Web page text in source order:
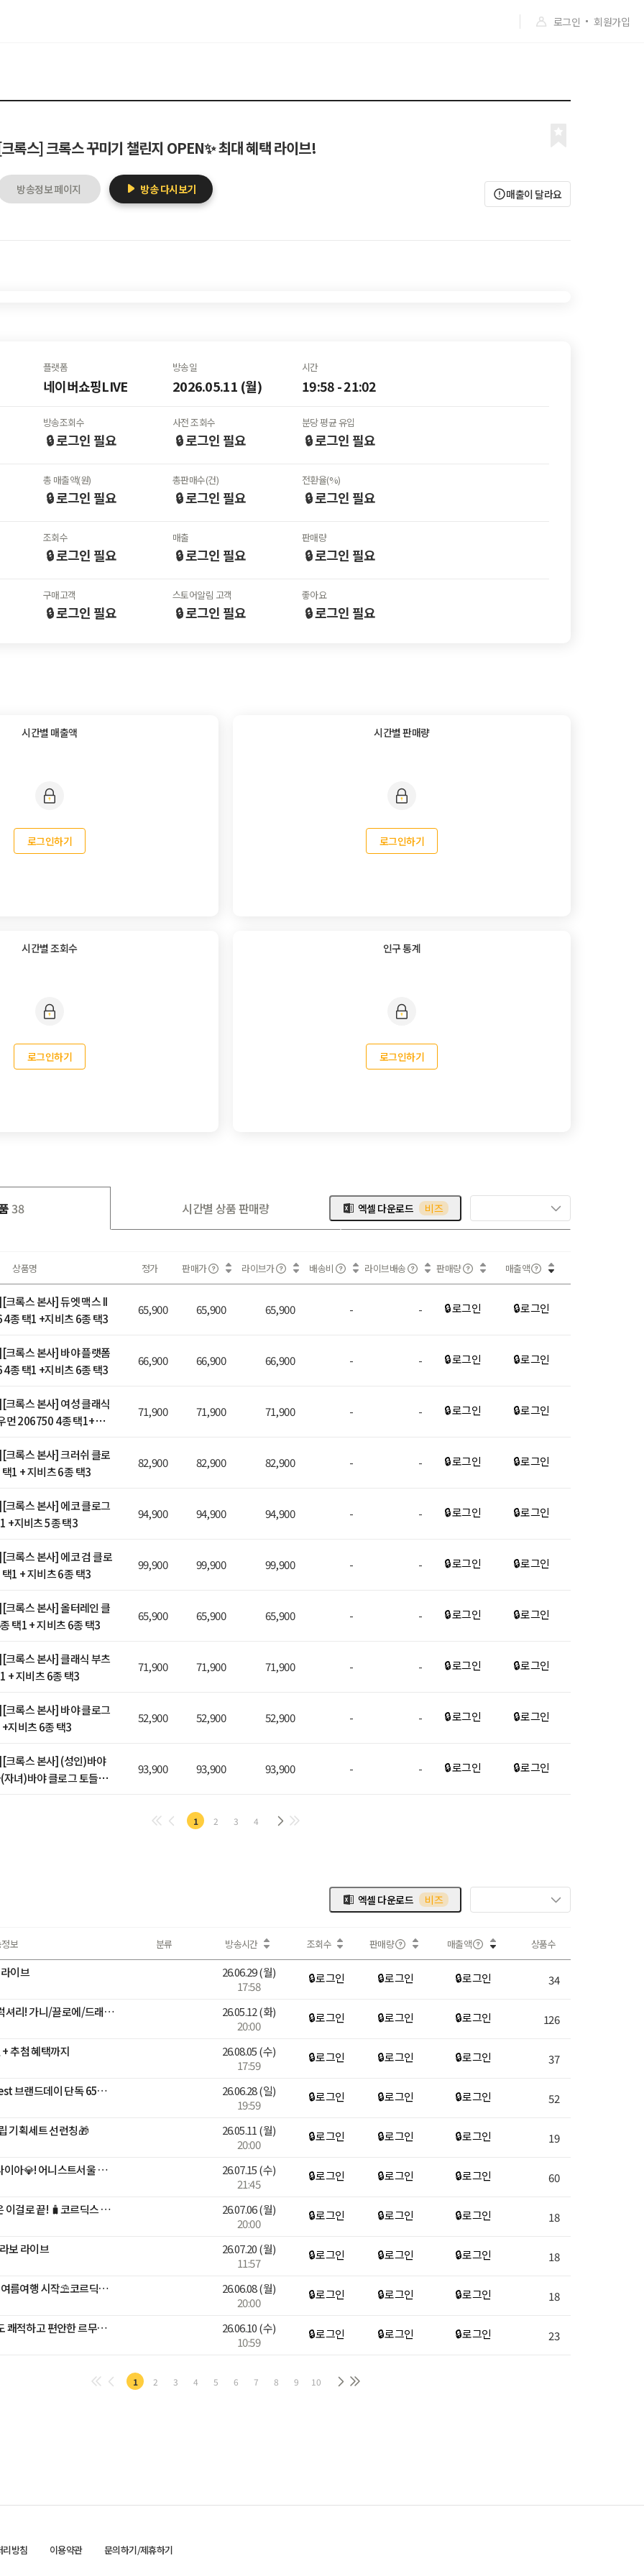
로그인 회원가입
록스] 크록스 꾸미기 챌린지 OPEN✨ 최대 혜택 라이브!
방송정보 페이지 방송 다시보기 매출이 달라요
플랫폼
네이버쇼핑LIVE
방송일
2026.05.11 (월)
시간
19:58 - 21:02
방송조회수
🔒 로그인 필요
사전 조회수
🔒 로그인 필요
분당 평균 유입
🔒 로그인 필요
총 매출액(원)
🔒 로그인 필요
총판매수(건)
🔒 로그인 필요
전환율(%)
🔒 로그인 필요
조회수
🔒 로그인 필요
매출
🔒 로그인 필요
판매량
🔒 로그인 필요
구매고객
🔒 로그인 필요
스토어알림 고객
🔒 로그인 필요
좋아요
🔒 로그인 필요
시간별 매출액
로그인하기
시간별 판매량
로그인하기
시간별 조회수
로그인하기
인구 통계
로그인하기
38 시간별 상품 판매량 엑셀 다운로드 비즈
상품명 정가 판매가 라이브가 배송비 라이브배송 판매량 매출액
록스 본사] 듀엣 맥스 II
종 택1 +지비츠 6종 택3
65,900 65,900 65,900 - - 🔒 로그인 🔒 로그인
록스 본사] 바야 플랫폼
종 택1 +지비츠 6종 택3
66,900 66,900 66,900 - - 🔒 로그인 🔒 로그인
록스 본사] 여성 클래식
먼 206750 4종 택1+지비
71,900 71,900 71,900 - - 🔒 로그인 🔒 로그인
록스 본사] 크러쉬 클로
1 + 지비츠 6종 택3
82,900 82,900 82,900 - - 🔒 로그인 🔒 로그인
록스 본사] 에코 클로그
+지비츠 5종 택3
94,900 94,900 94,900 - - 🔒 로그인 🔒 로그인
록스 본사] 에코 검 클로
1 + 지비츠 6종 택3
99,900 99,900 99,900 - - 🔒 로그인 🔒 로그인
록스 본사] 올터레인 클
택1 + 지비츠 6종 택3
65,900 65,900 65,900 - - 🔒 로그인 🔒 로그인
록스 본사] 클래식 부츠
+ 지비츠 6종 택3
71,900 71,900 71,900 - - 🔒 로그인 🔒 로그인
록스 본사] 바야 클로그
지비츠 6종 택3
52,900 52,900 52,900 - - 🔒 로그인 🔒 로그인
크록스 본사] (성인)바야
녀)바야 클로그 토들러/
93,900 93,900 93,900 - - 🔒 로그인 🔒 로그인
1 2 3 4
엑셀 다운로드 비즈
보 분류 방송시간 조회수 판매량 매출액 상품수
이브 26.06.29(월)
17:58
🔒 로그인 🔒 로그인 🔒 로그인 34
명품쓱세일특집 얼리썸머 럭셔리! 가니/끌로에/드래곤디퓨전 外 핫딜 26.05.12(화)
20:00
🔒 로그인 🔒 로그인 🔒 로그인 126
추첨 혜택까지 26.08.05(수)
17:59
🔒 로그인 🔒 로그인 🔒 로그인 37
[브랜든] 넾다세일 Top&Best 브랜드데이 단독 65% 할인 혜택 26.06.28(일)
19:59
🔒 로그인 🔒 로그인 🔒 로그인 52
기획세트 선런칭🎁 26.05.11 (월)
20:00
🔒 로그인 🔒 로그인 🔒 로그인 19
[최화정쇼] 여름엔 14K 랩다이아💎! 어니스트서울 특별LIVE🩵 26.07.15(수)
21:45
🔒 로그인 🔒 로그인 🔒 로그인 60
[여름 휴가 시작]✈️휴가 짐은 이걸로 끝! 🧳코르딕스 캐리어 26.07.06(월)
20:00
🔒 로그인 🔒 로그인 🔒 로그인 18
보 라이브 26.07.20(월)
11:57
🔒 로그인 🔒 로그인 🔒 로그인 18
[Light Summer]☀️가벼운 여름여행 시작⛱️코르딕스 캐리어 26.06.08(월)
20:00
🔒 로그인 🔒 로그인 🔒 로그인 18
[온라인 팝업 LIVE] 여름에도 쾌적하고 편안한 르무통 하루 혜택! 26.06.10(수)
10:59
🔒 로그인 🔒 로그인 🔒 로그인 23
1 2 3 4 5 6 7 8 9 10
리방침 이용약관 문의하기/제휴하기